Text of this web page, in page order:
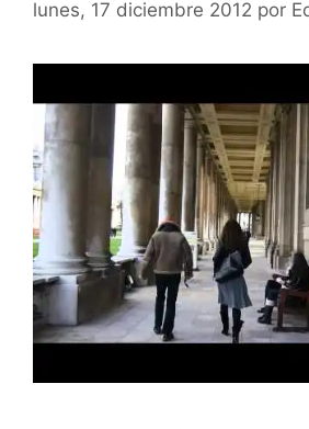
lunes, 17 diciembre 2012 por